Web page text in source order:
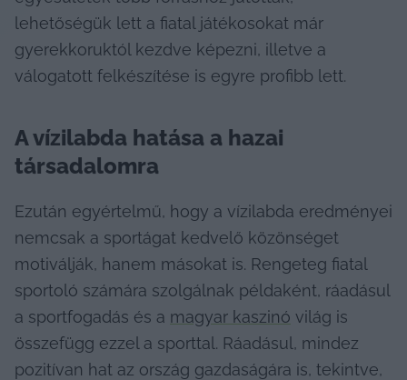
lehetőségük lett a fiatal játékosokat már
gyerekkoruktól kezdve képezni, illetve a
válogatott felkészítése is egyre profibb lett.
A vízilabda hatása a hazai
társadalomra
Ezután egyértelmű, hogy a vízilabda eredményei
nemcsak a sportágat kedvelő közönséget
motiválják, hanem másokat is. Rengeteg fiatal
sportoló számára szolgálnak példaként, ráadásul
a sportfogadás és a magyar kaszinó világ is
összefügg ezzel a sporttal. Ráadásul, mindez
pozitívan hat az ország gazdaságára is, tekintve,